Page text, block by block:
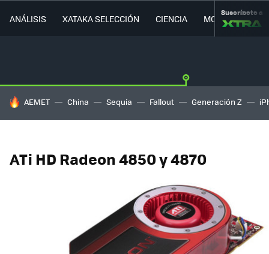
ANÁLISIS XATAKA SELECCIÓN CIENCIA MOVILIDAD
Suscríbete a
HOY SE HABLA DE
AEMET China Sequía Fallout Generación Z
ATi HD Radeon 4850 y 4870